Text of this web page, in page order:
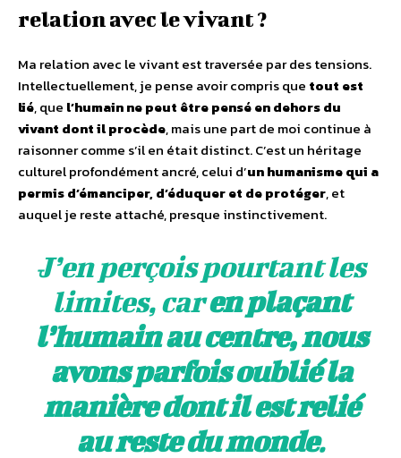
relation avec le vivant ?
Ma relation avec le vivant est traversée par des tensions.
Intellectuellement, je pense avoir compris que tout est
lié, que l’humain ne peut être pensé en dehors du
vivant dont il procède, mais une part de moi continue à
raisonner comme s’il en était distinct. C’est un héritage
culturel profondément ancré, celui d’un humanisme qui a
permis d’émanciper, d’éduquer et de protéger, et
auquel je reste attaché, presque instinctivement.
J’en perçois pourtant les
limites, caren plaçant
l’humain au centre, nous
avons parfois oublié la
manière dont il est relié
au reste du monde.